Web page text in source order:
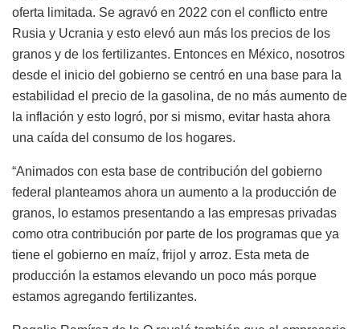
oferta limitada. Se agravó en 2022 con el conflicto entre
Rusia y Ucrania y esto elevó aun más los precios de los
granos y de los fertilizantes. Entonces en México, nosotros
desde el inicio del gobierno se centró en una base para la
estabilidad el precio de la gasolina, de no más aumento de
la inflación y esto logró, por si mismo, evitar hasta ahora
una caída del consumo de los hogares.
“Animados con esta base de contribución del gobierno
federal planteamos ahora un aumento a la producción de
granos, lo estamos presentando a las empresas privadas
como otra contribución por parte de los programas que ya
tiene el gobierno en maíz, frijol y arroz. Esta meta de
producción la estamos elevando un poco más porque
estamos agregando fertilizantes.